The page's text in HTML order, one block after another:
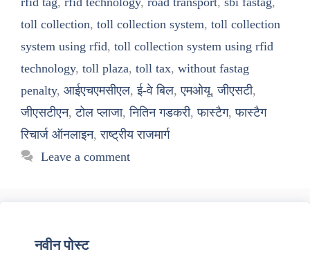
toll collection, toll collection system, toll collection
system using rfid, toll collection system using rfid
technology, toll plaza, toll tax, without fastag
penalty, आईएचएमसीएल,ई-वे बिल,एमओयू,जीएसटी,
जीएसटीएन,टोल प्लाजा,नितिन गडकरी,फास्टैग,फास्टैग
रिचार्ज ऑनलाइन,राष्ट्रीय राजमार्ग
Leave a comment
नवीन पोस्ट